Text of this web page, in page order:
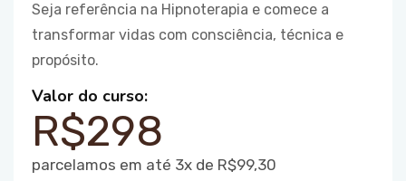
Seja referência na Hipnoterapia e comece a
transformar vidas com consciência, técnica e
propósito.
Valor do curso:
R$298
parcelamos em até 3x de R$99,30